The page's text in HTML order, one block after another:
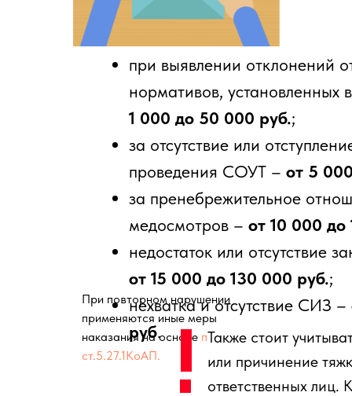
штрафа:
при выявлении отклонений
нормативов, установленных
1 000 до 50 000 руб.;
за отсутствие или
проведения СОУТ – от 5
за пренебрежительное
медосмотров – от 10 000
недостаток или отсутствие
от 15 000 до 130 000 руб.;
нехватка и отсутствие СИЗ –
руб.
При повторном нарушении
применяются иные меры
наказания на основе п. 5
ст.5.27.1КоАП.
Также стоит
или причинение
ответственных лиц.